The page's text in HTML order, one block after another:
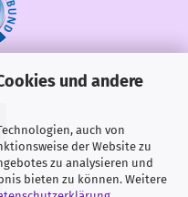
und andere
auch von
der Website zu
zu analysieren und
bieten zu können. Weitere